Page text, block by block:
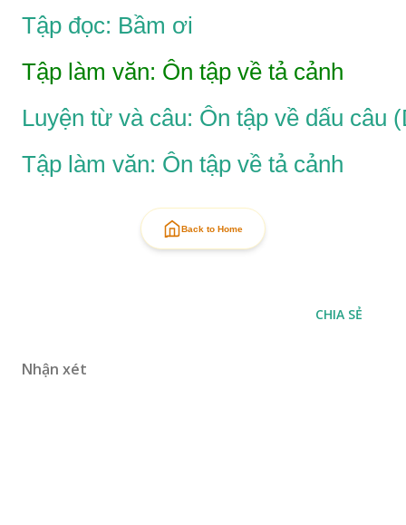
Tập đọc: Bầm ơi
Tập làm văn: Ôn tập về tả cảnh
Luyện từ và câu: Ôn tập về dấu câu
Tập làm văn: Ôn tập về tả cảnh
Back to Home
CHIA SẺ
Nhận xét